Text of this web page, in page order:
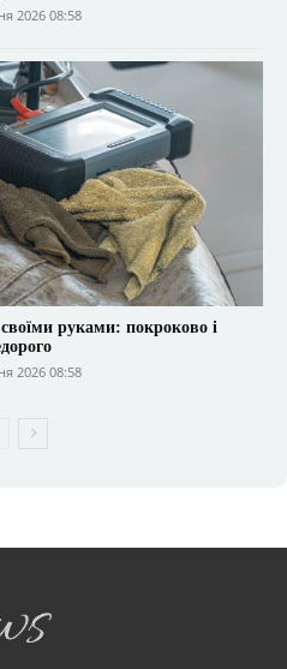
2026 08:58
руками: покроково і
2026 08:58